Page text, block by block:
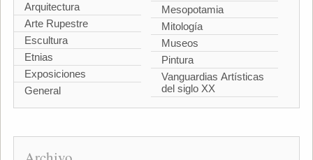
Arquitectura
Arte Rupestre
Escultura
Etnias
Exposiciones
General
Mesopotamia
Mitología
Museos
Pintura
Vanguardias Artísticas
del siglo XX